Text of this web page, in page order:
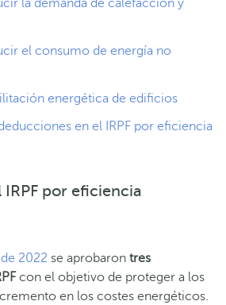
la demanda de calefacción y
el consumo de energía no
energética de edificios
en el IRPF por eficiencia
por eficiencia
2022 se aprobaron tres
con el objetivo de proteger a los
en los costes energéticos.